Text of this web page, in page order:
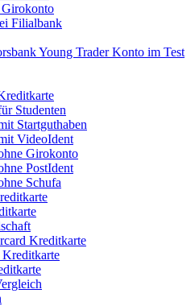
Girokonto
Filialbank
Young Trader Konto im Test
Studenten
Startguthaben
VideoIdent
Girokonto
PostIdent
Schufa
Kreditkarte